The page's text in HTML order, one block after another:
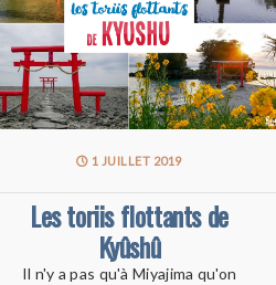
1 JUILLET 2019
Les toriis flottants de
Kyûshû
Il n'y a pas qu'à Miyajima qu'on